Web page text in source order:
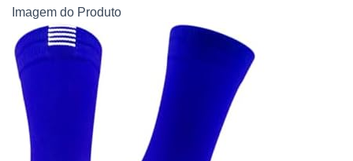
Imagem do Produto